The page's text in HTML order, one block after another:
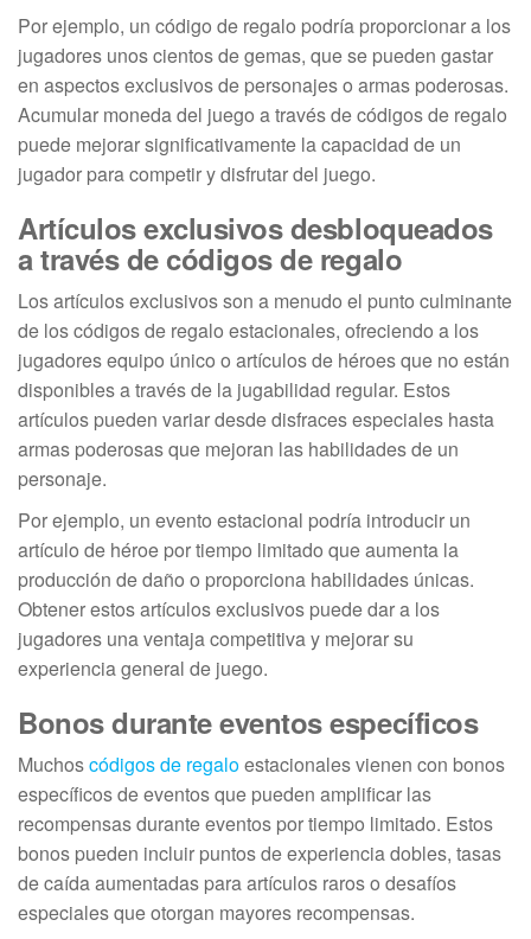
Por ejemplo, un código de regalo podría proporcionar a los
jugadores unos cientos de gemas, que se pueden gastar
en aspectos exclusivos de personajes o armas poderosas.
Acumular moneda del juego a través de códigos de regalo
puede mejorar significativamente la capacidad de un
jugador para competir y disfrutar del juego.
Artículos exclusivos desbloqueados
a través de códigos de regalo
Los artículos exclusivos son a menudo el punto culminante
de los códigos de regalo estacionales, ofreciendo a los
jugadores equipo único o artículos de héroes que no están
disponibles a través de la jugabilidad regular. Estos
artículos pueden variar desde disfraces especiales hasta
armas poderosas que mejoran las habilidades de un
personaje.
Por ejemplo, un evento estacional podría introducir un
artículo de héroe por tiempo limitado que aumenta la
producción de daño o proporciona habilidades únicas.
Obtener estos artículos exclusivos puede dar a los
jugadores una ventaja competitiva y mejorar su
experiencia general de juego.
Bonos durante eventos específicos
Muchoscódigos de regaloestacionales vienen con bonos
específicos de eventos que pueden amplificar las
recompensas durante eventos por tiempo limitado. Estos
bonos pueden incluir puntos de experiencia dobles, tasas
de caída aumentadas para artículos raros o desafíos
especiales que otorgan mayores recompensas.